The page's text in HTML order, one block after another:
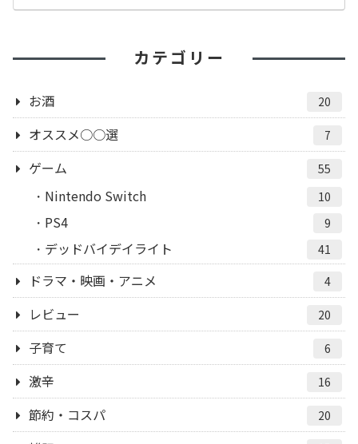
カテゴリー
お酒 20
オススメ○○選 7
ゲーム 55
Nintendo Switch 10
PS4 9
デッドバイデイライト 41
ドラマ・映画・アニメ 4
レビュー 20
子育て 6
激辛 16
節約・コスパ 20